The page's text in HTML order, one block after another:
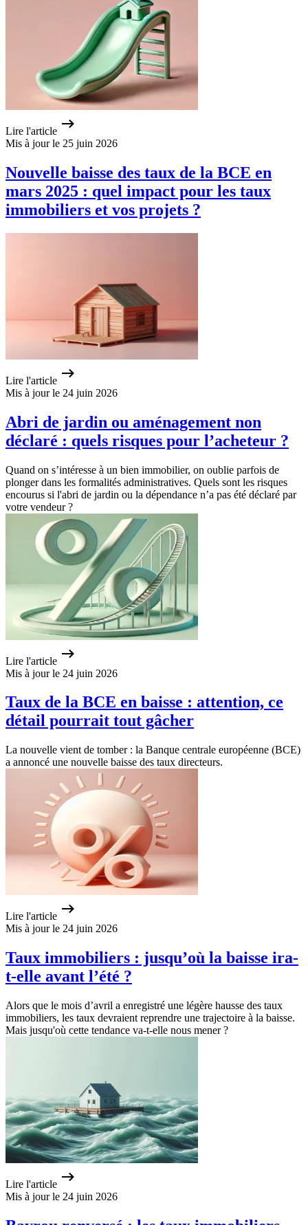
Lire l'article
Mis à jour le 25 juin 2026
Nouvelle baisse des taux de la BCE en
mars 2025 : quel impact pour les taux
immobiliers et vos projets ?
Lire l'article
Mis à jour le 24 juin 2026
Abri de jardin ou aménagement non
déclaré : quels risques pour l’acheteur ?
Quand on s’intéresse à un bien immobilier, on oublie parfois de
plonger dans les formalités administratives. Quels sont les risques
encourus si l'abri de jardin ou la dépendance n’a pas été déclaré par
votre vendeur ?
Lire l'article
Mis à jour le 24 juin 2026
Taux de la BCE en baisse : attention, ce
détail pourrait tout gâcher
La nouvelle vient de tomber : la Banque centrale européenne (BCE)
a annoncé une nouvelle baisse des taux directeurs.
Lire l'article
Mis à jour le 24 juin 2026
Taux immobiliers : jusqu’où la baisse ira-
t-elle avant l’été ?
Alors que le mois d’avril a enregistré une légère hausse des taux
immobiliers, les taux devraient reprendre une trajectoire à la baisse.
Mais jusqu'où cette tendance va-t-elle nous mener ?
Lire l'article
Mis à jour le 24 juin 2026